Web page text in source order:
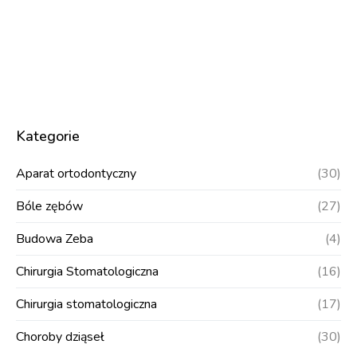
Kategorie
Aparat ortodontyczny
(30)
Bóle zębów
(27)
Budowa Zeba
(4)
Chirurgia Stomatologiczna
(16)
Chirurgia stomatologiczna
(17)
Choroby dziąseł
(30)